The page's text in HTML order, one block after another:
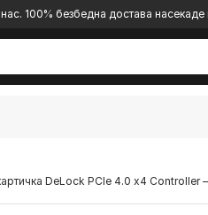
100% безбедна достава
DeLock PCIe 4.0 x4 Controller